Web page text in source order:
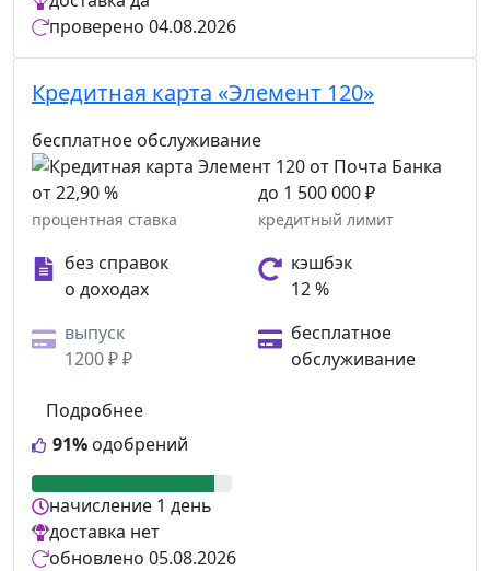
проверено 04.08.2026
Кредитная карта «Элемент 120»
бесплатное обслуживание
от 22,90 %
процентная ставка
до 1 500 000 ₽
кредитный лимит
без справок
о доходах
кэшбэк
12 %
выпуск
1200 ₽ ₽
бесплатное
обслуживание
91% одобрений
Подробнее
начисление 1 день
доставка нет
обновлено 05.08.2026